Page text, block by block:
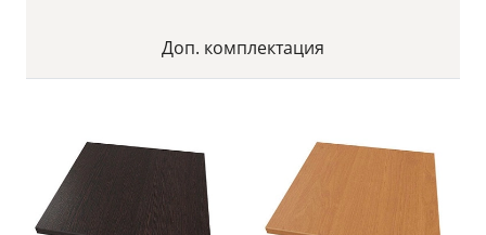
Доп. комплектация